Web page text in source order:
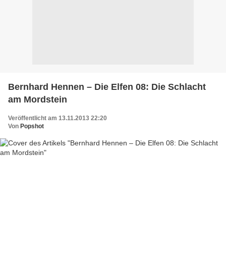
Bernhard Hennen – Die Elfen 08: Die Schlacht
am Mordstein
Veröffentlicht am 13.11.2013 22:20
Von Popshot